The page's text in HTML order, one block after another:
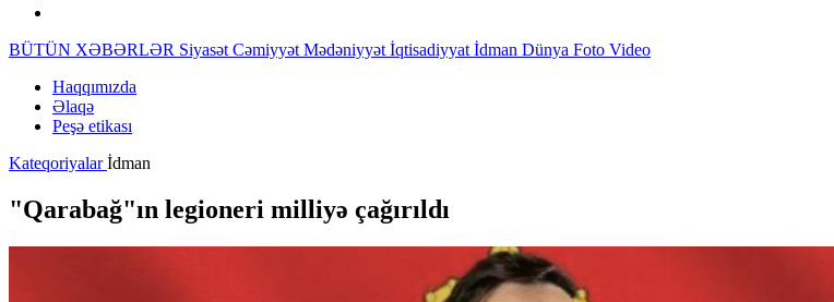
BÜTÜN XƏBƏRLƏR Siyasət Cəmiyyət Mədəniyyət İqtisadiyyat İdman Dünya Foto Video
Haqqımızda
Əlaqə
Peşə etikası
Kateqoriyalarİdman
"Qarabağ"ın legioneri milliyə çağırıldı